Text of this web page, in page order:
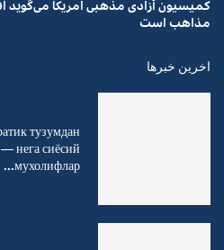
کمیسیون آزادی مذهبی امریکا می‌گوید
مذاهب است
اخرین خبرها
тузумдан
нега сиёсий
мухолифлар...